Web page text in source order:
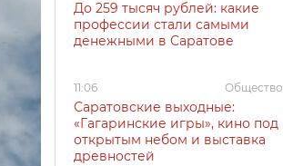
До 259 тысяч рублей: какие
профессии стали самыми
денежными в Саратове
11:06 Общество
Саратовские выходные:
«Гагаринские игры», кино под
открытым небом и выставка
древностей